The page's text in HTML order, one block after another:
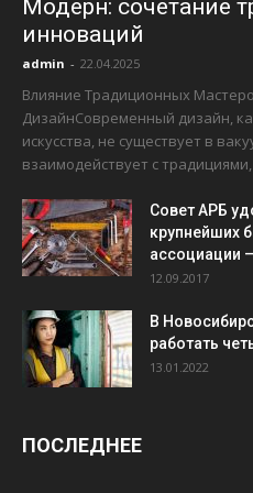
Модерн: сочетание
инноваций
admin - 22.04.2025
Влияние Традиционных
ДизайнСовременный дизайн,
искусства, не существует в
взаимодействует с
Совет АРБ
крупнейших
ассоциации
12.09.2017
В
работать
13.01.2022
ПОСЛЕДНЕЕ